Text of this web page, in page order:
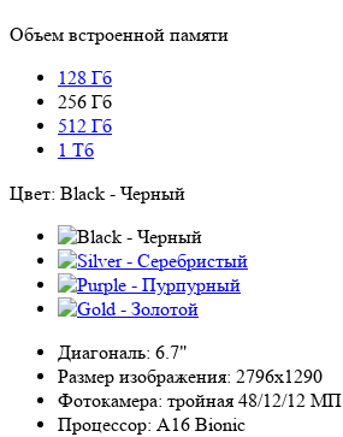
Объем встроенной памяти
128 Гб
256 Гб
512 Гб
1 Тб
Цвет: Black - Черный
Диагональ: 6.7"
Размер изображения: 2796x1290
Фотокамера: тройная 48/12/12 МП
Процессор: A16 Bionic